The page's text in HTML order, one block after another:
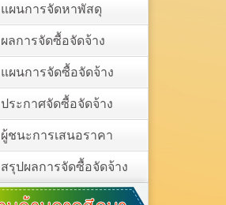
แผนการจัดหาพัสดุ
ผลการจัดซื้อจัดจ้าง
แผนการจัดซื้อจัดจ้าง
ประกาศจัดซื้อจัดจ้าง
ผู้ชนะการเสนอราคา
สรุปผลการจัดซื้อจัดจ้าง